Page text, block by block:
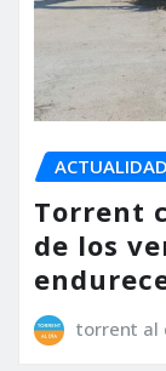
ACTUALIDAD
Torrent
de los
torrent al